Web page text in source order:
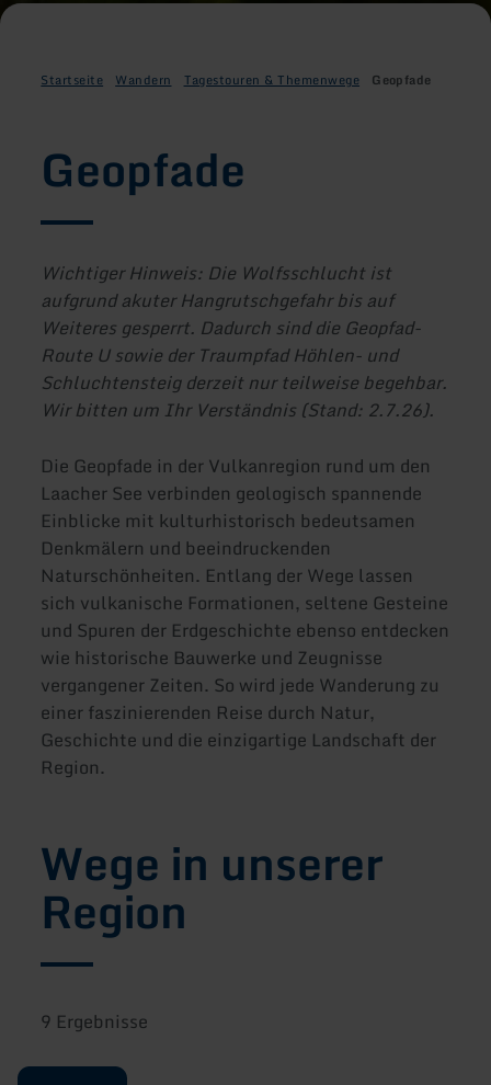
Startseite Wandern Tagestouren & Themenwege Geopfade
Geopfade
Wichtiger Hinweis: Die Wolfsschlucht ist
aufgrund akuter Hangrutschgefahr bis auf
Weiteres gesperrt. Dadurch sind die Geopfad-
Route U sowie der Traumpfad Höhlen- und
Schluchtensteig derzeit nur teilweise begehbar.
Wir bitten um Ihr Verständnis (Stand: 2.7.26).
Die Geopfade in der Vulkanregion rund um den
Laacher See verbinden geologisch spannende
Einblicke mit kulturhistorisch bedeutsamen
Denkmälern und beeindruckenden
Naturschönheiten. Entlang der Wege lassen
sich vulkanische Formationen, seltene Gesteine
und Spuren der Erdgeschichte ebenso entdecken
wie historische Bauwerke und Zeugnisse
vergangener Zeiten. So wird jede Wanderung zu
einer faszinierenden Reise durch Natur,
Geschichte und die einzigartige Landschaft der
Region.
Wege in unserer
Region
9 Ergebnisse